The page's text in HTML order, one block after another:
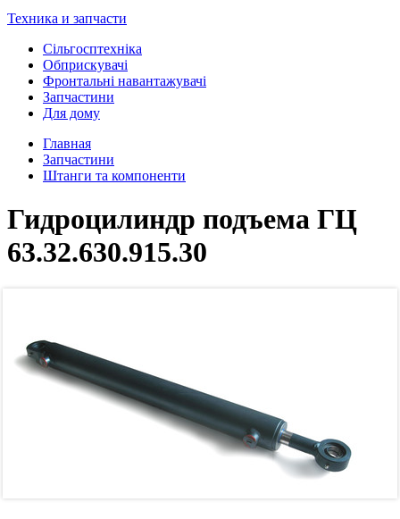
Техника и запчасти
Сільгосптехніка
Обприскувачі
Фронтальні навантажувачі
Запчастини
Для дому
Главная
Запчастини
Штанги та компоненти
Гидроцилиндр подъема ГЦ
63.32.630.915.30